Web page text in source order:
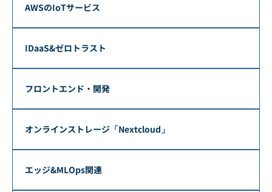
AWSのIoTサービス
IDaaS&ゼロトラスト
フロントエンド・開発
オンラインストレージ「Nextcloud」
エッジ&MLOps関連